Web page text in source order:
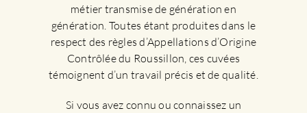
métier transmise de génération en
génération. Toutes étant produites dans le
respect des règles d’Appellations d’Origine
Contrôlée du Roussillon, ces cuvées
témoignent d’un travail précis et de qualité.
Si vous avez connu ou connaissez un